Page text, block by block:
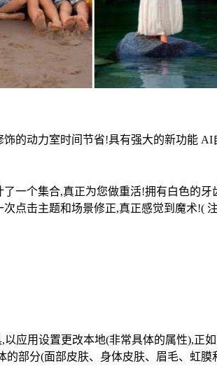
的动力室时间节省!具有强大的新功能 AI
一个集合,真正为您做重活!拥有白色的
点击主题和场景修正,真正感觉到魔术!(
应用设置更改本地(非常具体的属性),
部分(面部皮肤、身体皮肤、眉毛、虹膜